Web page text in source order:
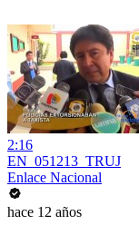
2:16
EN_051213_TRUJ
Enlace Nacional
hace 12 años